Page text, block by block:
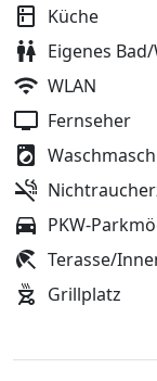
Küche
Eigenes Bad/
WLAN
Fernseher
PKW-
Terasse/
Grillplatz